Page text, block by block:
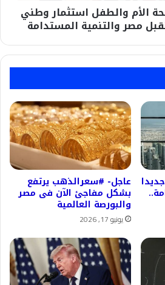
الأم والطفل استثمار وطني
مصر والتنمية المستدامة
عاجل- #سعرالذهب يرتفع
بشكل مفاجئ الآن فى مصر
والبورصة العالمية
يونيو 17, 2026